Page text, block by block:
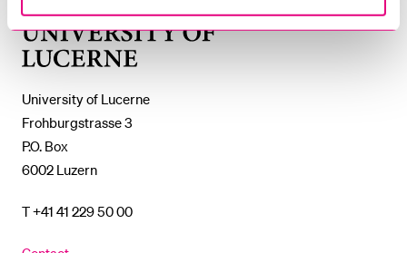
University
University of Lucerne
Frohburgstrasse 3
P.O. Box
6002 Luzern
T +41 41 229 50 00